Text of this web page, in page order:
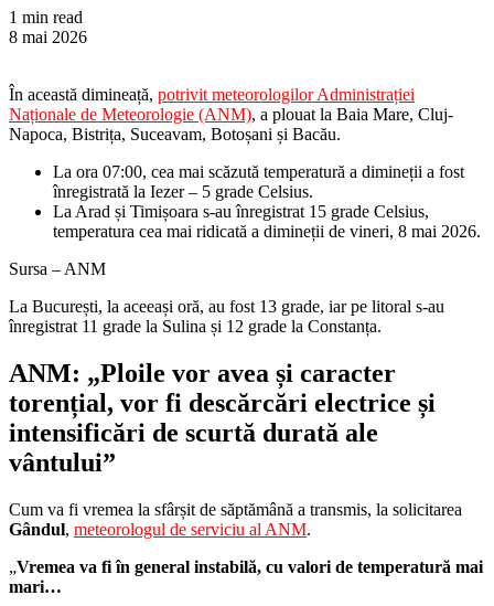
1 min read
8 mai 2026
În această dimineață, potrivit meteorologilor Administrației
Naționale de Meteorologie (ANM), a plouat la Baia Mare, Cluj-
Napoca, Bistrița, Suceavam, Botoșani și Bacău.
La ora 07:00, cea mai scăzută temperatură a dimineții a fost
înregistrată la Iezer – 5 grade Celsius.
La Arad și Timișoara s-au înregistrat 15 grade Celsius,
temperatura cea mai ridicată a dimineții de vineri, 8 mai 2026.
Sursa – ANM
La București, la aceeași oră, au fost 13 grade, iar pe litoral s-au
înregistrat 11 grade la Sulina și 12 grade la Constanța.
ANM: „Ploile vor avea și caracter
torențial, vor fi descărcări electrice și
intensificări de scurtă durată ale
vântului”
Cum va fi vremea la sfârșit de săptămână a transmis, la solicitarea
Gândul, meteorologul de serviciu al ANM.
„Vremea va fi în general instabilă, cu valori de temperatură mai
mari…